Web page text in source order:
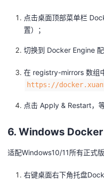
点击桌面顶部菜单栏
置）；
切换到 Docker Engine 配
在 registry-mirrors 数组
https://
点击 Apply & Restart，
6. Windows
适配Windows10/11所有正式
右键桌面右下角托盘